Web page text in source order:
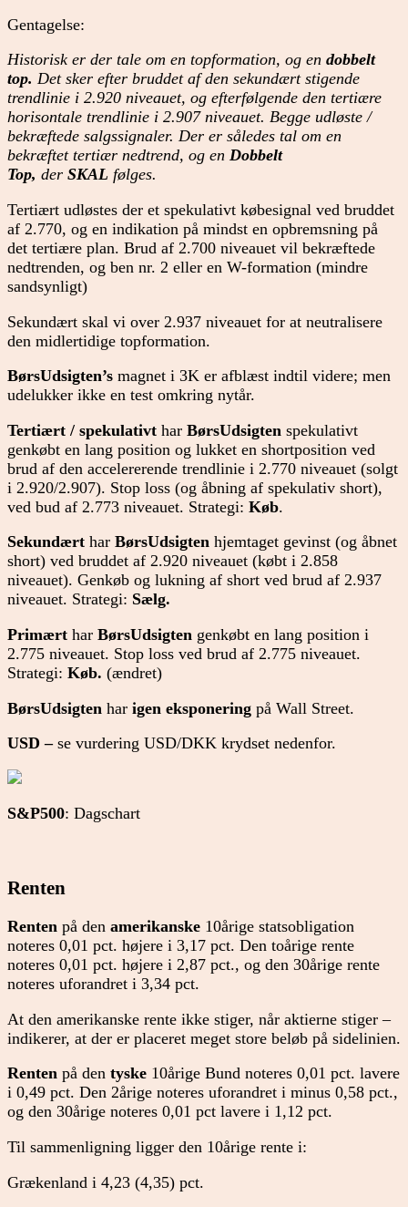
Gentagelse:
Historisk er der tale om en topformation, og en dobbelt
top. Det sker efter bruddet af den sekundært stigende
trendlinie i 2.920 niveauet, og efterfølgende den tertiære
horisontale trendlinie i 2.907 niveauet. Begge udløste /
bekræftede salgssignaler. Der er således tal om en
bekræftet tertiær nedtrend, og en Dobbelt
Top, der SKAL følges.
Tertiært udløstes der et spekulativt købesignal ved bruddet
af 2.770, og en indikation på mindst en opbremsning på
det tertiære plan. Brud af 2.700 niveauet vil bekræftede
nedtrenden, og ben nr. 2 eller en W-formation (mindre
sandsynligt)
Sekundært skal vi over 2.937 niveauet for at neutralisere
den midlertidige topformation.
BørsUdsigten’s magnet i 3K er afblæst indtil videre; men
udelukker ikke en test omkring nytår.
Tertiært / spekulativt har BørsUdsigten spekulativt
genkøbt en lang position og lukket en shortposition ved
brud af den accelererende trendlinie i 2.770 niveauet (solgt
i 2.920/2.907). Stop loss (og åbning af spekulativ short),
ved bud af 2.773 niveauet. Strategi: Køb.
Sekundært har BørsUdsigten hjemtaget gevinst (og åbnet
short) ved bruddet af 2.920 niveauet (købt i 2.858
niveauet). Genkøb og lukning af short ved brud af 2.937
niveauet. Strategi: Sælg.
Primært har BørsUdsigten genkøbt en lang position i
2.775 niveauet. Stop loss ved brud af 2.775 niveauet.
Strategi: Køb. (ændret)
BørsUdsigten har igen eksponering på Wall Street.
USD – se vurdering USD/DKK krydset nedenfor.
S&P500: Dagschart
Renten
Renten på den amerikanske 10årige statsobligation
noteres 0,01 pct. højere i 3,17 pct. Den toårige rente
noteres 0,01 pct. højere i 2,87 pct., og den 30årige rente
noteres uforandret i 3,34 pct.
At den amerikanske rente ikke stiger, når aktierne stiger –
indikerer, at der er placeret meget store beløb på sidelinien.
Renten på den tyske 10årige Bund noteres 0,01 pct. lavere
i 0,49 pct. Den 2årige noteres uforandret i minus 0,58 pct.,
og den 30årige noteres 0,01 pct lavere i 1,12 pct.
Til sammenligning ligger den 10årige rente i:
Grækenland i 4,23 (4,35) pct.